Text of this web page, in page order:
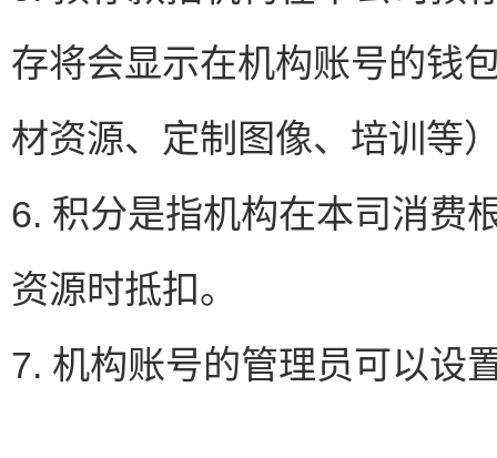
存将会显示在机构账号的钱
材资源、定制图像、培训等
6. 积分是指机构在本司消费
资源时抵扣。
7. 机构账号的管理员可以设